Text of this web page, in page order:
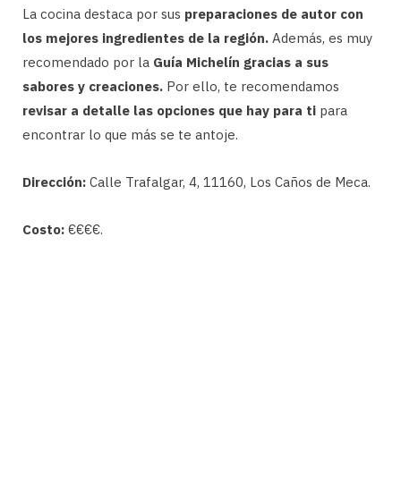
La cocina destaca por sus preparaciones de autor con
los mejores ingredientes de la región. Además, es muy
recomendado por la Guía Michelín gracias a sus
sabores y creaciones. Por ello, te recomendamos
revisar a detalle las opciones que hay para ti para
encontrar lo que más se te antoje.
Dirección: Calle Trafalgar, 4, 11160, Los Caños de Meca.
Costo: €€€€.